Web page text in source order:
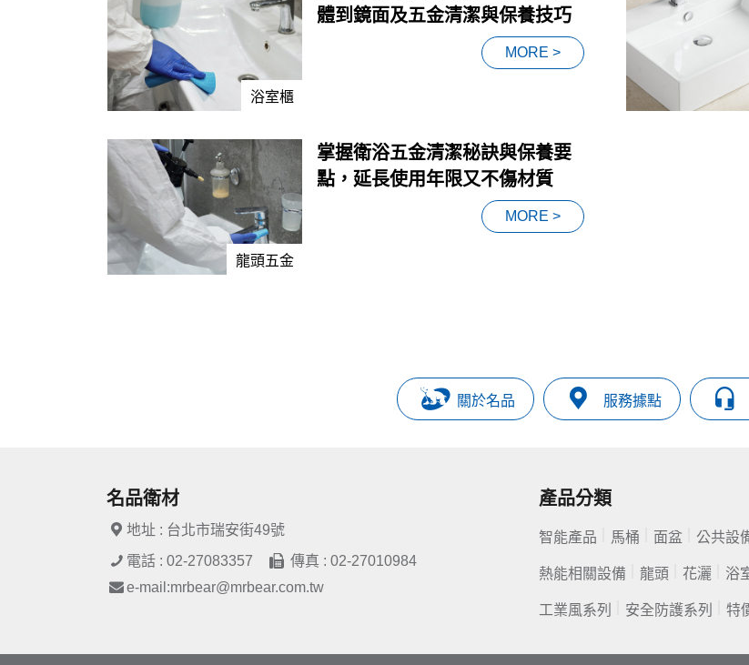
浴室櫃
體到鏡面及五金清潔與保養技巧
MORE >
龍頭五金
掌握衛浴五金清潔秘訣與保養要
點，延長使用年限又不傷材質
MORE >
關於名品 服務據點
名品衛材
地址 : 台北市瑞安街49號
電話 : 02-27083357
傳真 : 02-27010984
e-mail:mrbear@mrbear.com.tw
產品分類
智能產品 馬桶 面盆 公共設
熱能相關設備 龍頭 花灑 浴
工業風系列 安全防護系列 特